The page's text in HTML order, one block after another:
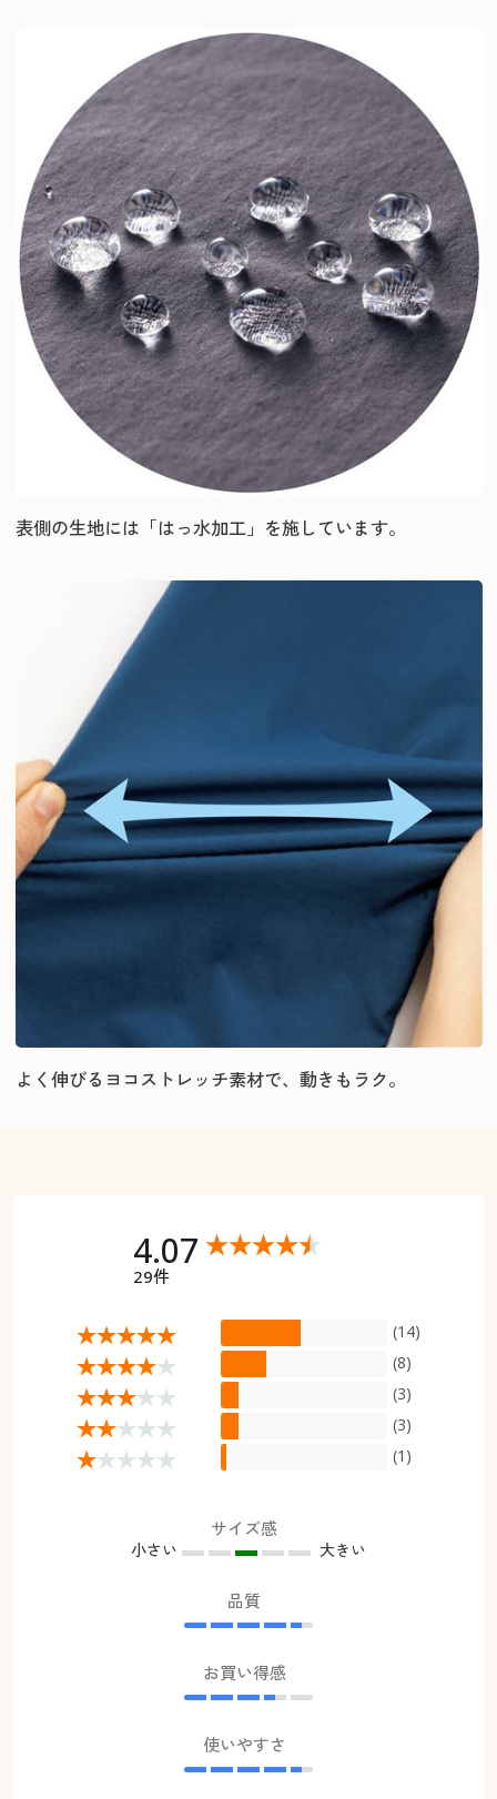
表側の生地には「はっ水加工」を施しています。
よく伸びるヨコストレッチ素材で、動きもラク。
4.07
29件
(14)
(8)
(3)
(3)
(1)
サイズ感
小さい 大きい
品質
お買い得感
使いやすさ